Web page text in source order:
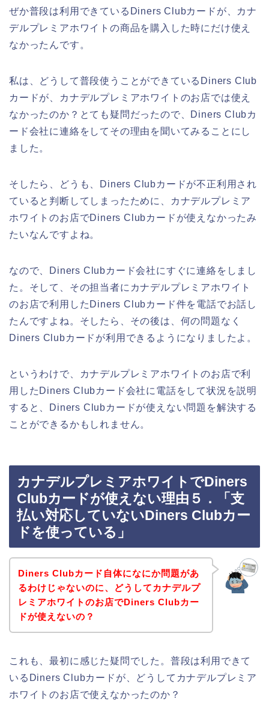
ぜか普段は利用できているDiners Clubカードが、カナ
デルプレミアホワイトの商品を購入した時にだけ使え
なかったんです。
私は、どうして普段使うことができているDiners Club
カードが、カナデルプレミアホワイトのお店では使え
なかったのか？とても疑問だったので、Diners Clubカ
ード会社に連絡をしてその理由を聞いてみることにし
ました。
そしたら、どうも、Diners Clubカードが不正利用され
ていると判断してしまったために、カナデルプレミア
ホワイトのお店でDiners Clubカードが使えなかったみ
たいなんですよね。
なので、Diners Clubカード会社にすぐに連絡をしまし
た。そして、その担当者にカナデルプレミアホワイト
のお店で利用したDiners Clubカード件を電話でお話し
たんですよね。そしたら、その後は、何の問題なく
Diners Clubカードが利用できるようになりましたよ。
というわけで、カナデルプレミアホワイトのお店で利
用したDiners Clubカード会社に電話をして状況を説明
すると、Diners Clubカードが使えない問題を解決する
ことができるかもしれません。
カナデルプレミアホワイトでDiners
Clubカードが使えない理由５．「支
払い対応していないDiners Clubカー
ドを使っている」
Diners Clubカード自体になにか問題があ
るわけじゃないのに、どうしてカナデルプ
レミアホワイトのお店でDiners Clubカー
ドが使えないの？
これも、最初に感じた疑問でした。普段は利用できて
いるDiners Clubカードが、どうしてカナデルプレミア
ホワイトのお店で使えなかったのか？